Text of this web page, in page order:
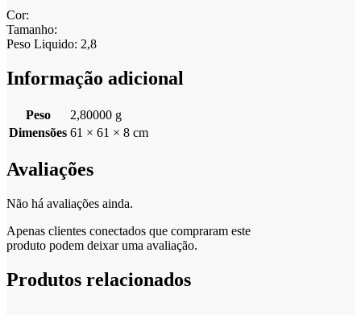
Cor:
Tamanho:
Peso Liquido: 2,8
Informação adicional
Peso
2,80000 g
Dimensões 61 × 61 × 8 cm
Avaliações
Não há avaliações ainda.
Apenas clientes conectados que compraram este
produto podem deixar uma avaliação.
Produtos relacionados